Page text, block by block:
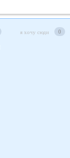
я хочу сюди 0